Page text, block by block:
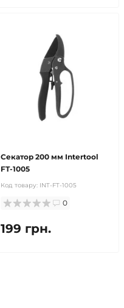
Секатор 200 мм Intertool
FT-1005
Код товару: INT-FT-1005
0
199 грн.